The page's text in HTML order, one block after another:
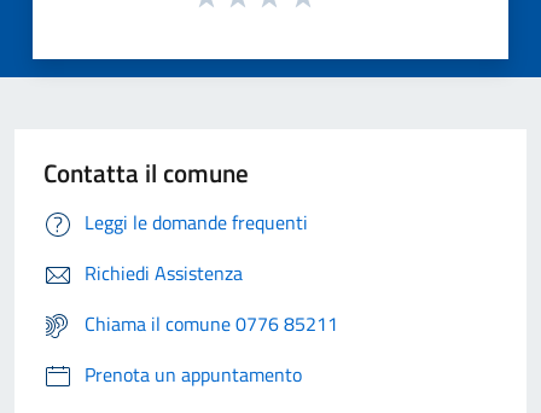
Contatta il comune
Leggi le domande frequenti
Richiedi Assistenza
Chiama il comune 0776 85211
Prenota un appuntamento